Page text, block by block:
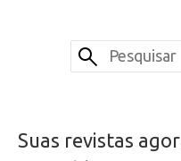
Suas revistas